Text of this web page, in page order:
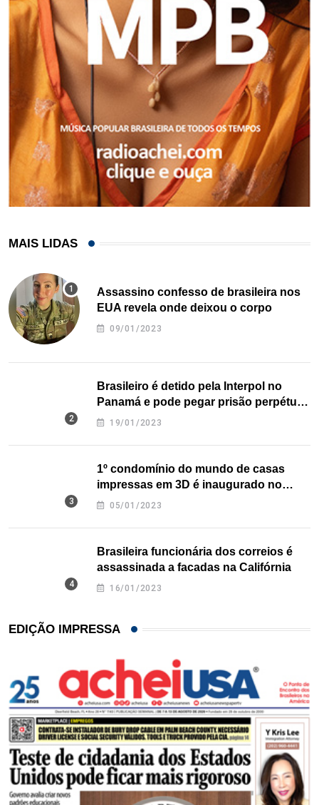
MAIS LIDAS
Assassino confesso de brasileira nos
EUA revela onde deixou o corpo
09/01/2023
Brasileiro é detido pela Interpol no
Panamá e pode pegar prisão perpétua
nos EUA
19/01/2023
1º condomínio do mundo de casas
impressas em 3D é inaugurado no
Texas
05/01/2023
Brasileira funcionária dos correios é
assassinada a facadas na Califórnia
16/01/2023
EDIÇÃO IMPRESSA